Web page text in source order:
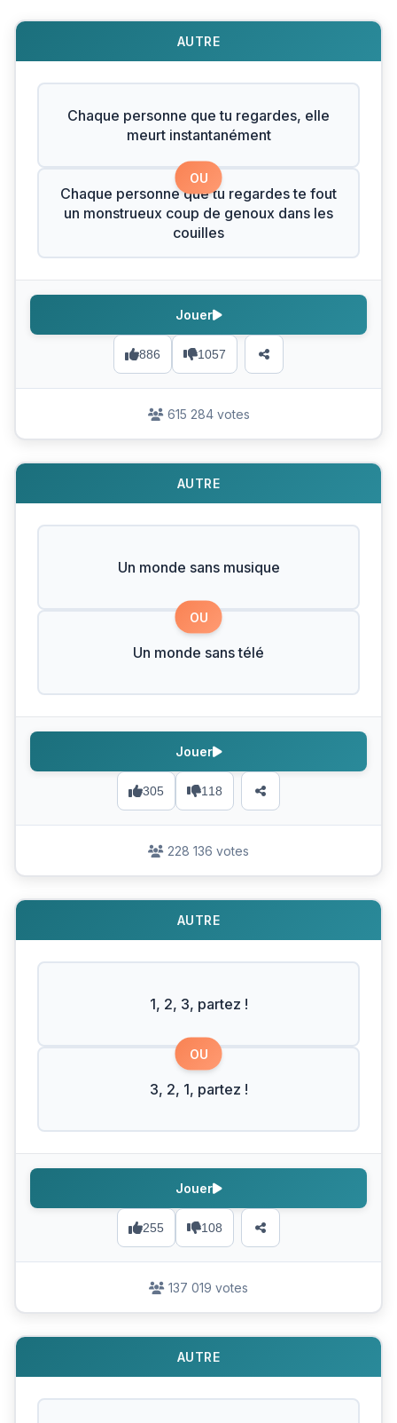
AUTRE
Chaque personne que tu regardes, elle
meurt instantanément
OU
Chaque personne que tu regardes te fout
un monstrueux coup de genoux dans les
couilles
886 1057
Jouer
615 284 votes
AUTRE
Un monde sans musique
OU
Un monde sans télé
305 118
Jouer
228 136 votes
AUTRE
1, 2, 3, partez !
OU
3, 2, 1, partez !
255 108
Jouer
137 019 votes
AUTRE